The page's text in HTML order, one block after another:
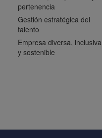
pertenencia
Gestión estratégica del
talento
Empresa diversa, inclusiva
y sostenible